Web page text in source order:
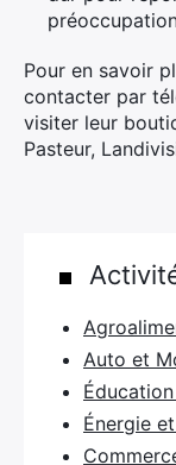
Pour en savoir
contacter par
visiter leur
Pasteur,
Auto et
Énergie
: